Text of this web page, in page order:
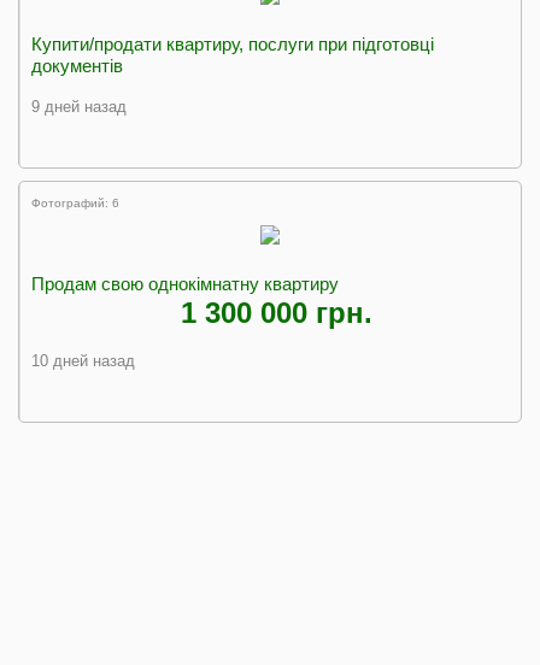
Купити/продати квартиру, послуги при підготовці
документів
9 дней назад
Фотографий: 6
Продам свою однокімнатну квартиру
1 300 000 грн.
10 дней назад